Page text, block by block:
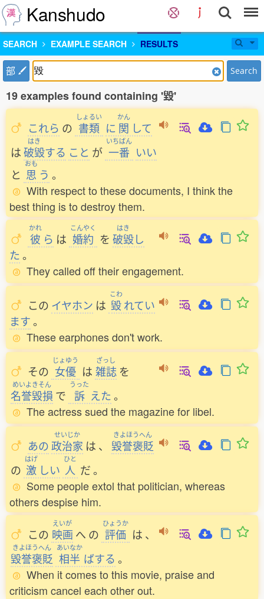
Kanshudo
SEARCH EXAMPLE SEARCH RESULTS
部 Search
19 examples found containing '毀'
これら の
しょるい
書類 に
かん
関 して
は
はき
破毀する こと が
いちばん
一番 いい
と
おも
思 う 。
With respect to these documents, I think the
best thing is to destroy them.
かれ
彼 ら は
こんやく
婚約 を
はき
破毀し
た 。
They called off their engagement.
この イヤホン は
こわ
毀れてい
ます。
These earphones don't work.
その
じょゆう
女優 は
ざっし
雑誌 を
めいよきそん
名誉毀損 で
うった
訴 えた 。
The actress sued the magazine for libel.
あの
せいじか
政治家 は 、
きよほうへん
毀誉褒貶
の
はげ
激 しい
ひと
人 だ。
Some people extol that politician, whereas
others despise him.
この
えいが
映画 へ の
ひょうか
評価 は 、
きよほうへん
毀誉褒貶
あいなか
相半 ばする 。
When it comes to this movie, praise and
criticism cancel each other out.